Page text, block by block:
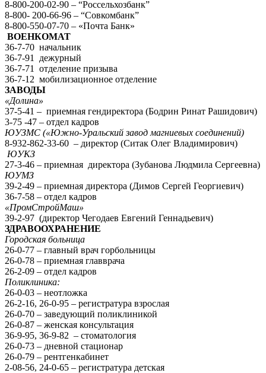
8-800-200-02-90 – “Россельхозбанк”
8-800- 200-66-96 – “Совкомбанк”
8-800-550-07-70 – «Почта Банк»
ВОЕНКОМАТ
36-7-70 начальник
36-7-91 дежурный
36-7-71 отделение призыва
36-7-12 мобилизационное отделение
ЗАВОДЫ
«Долина»
37-5-41 – приемная гендиректора (Бодрин Ринат Рашидович)
3-75 -47 – отдел кадров
ЮУЗМС («Южно-Уральский завод магниевых соединений)
8-932-862-33-60 – директор (Ситак Олег Владимирович)
ЮУКЗ
27-3-46 – приемная директора (Зубанова Людмила Сергеевна)
ЮУМЗ
39-2-49 – приемная директора (Димов Сергей Георгиевич)
36-7-58 – отдел кадров
«ПромСтройМаш»
39-2-97 (директор Чегодаев Евгений Геннадьевич)
ЗДРАВООХРАНЕНИЕ
Городская больница
26-0-77 – главный врач горбольницы
26-0-78 – приемная главврача
26-2-09 – отдел кадров
Поликлиника:
26-0-03 – неотложка
26-2-16, 26-0-95 – регистратура взрослая
26-0-70 – заведующий поликлиникой
26-0-87 – женская консультация
36-9-95, 36-9-82 – стоматология
26-0-73 – дневной стационар
26-0-79 – рентгенкабинет
2-08-56, 24-0-65 – регистратура детская